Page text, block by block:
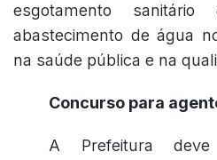
esgotamento
abastecimento de água
na saúde pública e na
Concurso para
A Prefeitura